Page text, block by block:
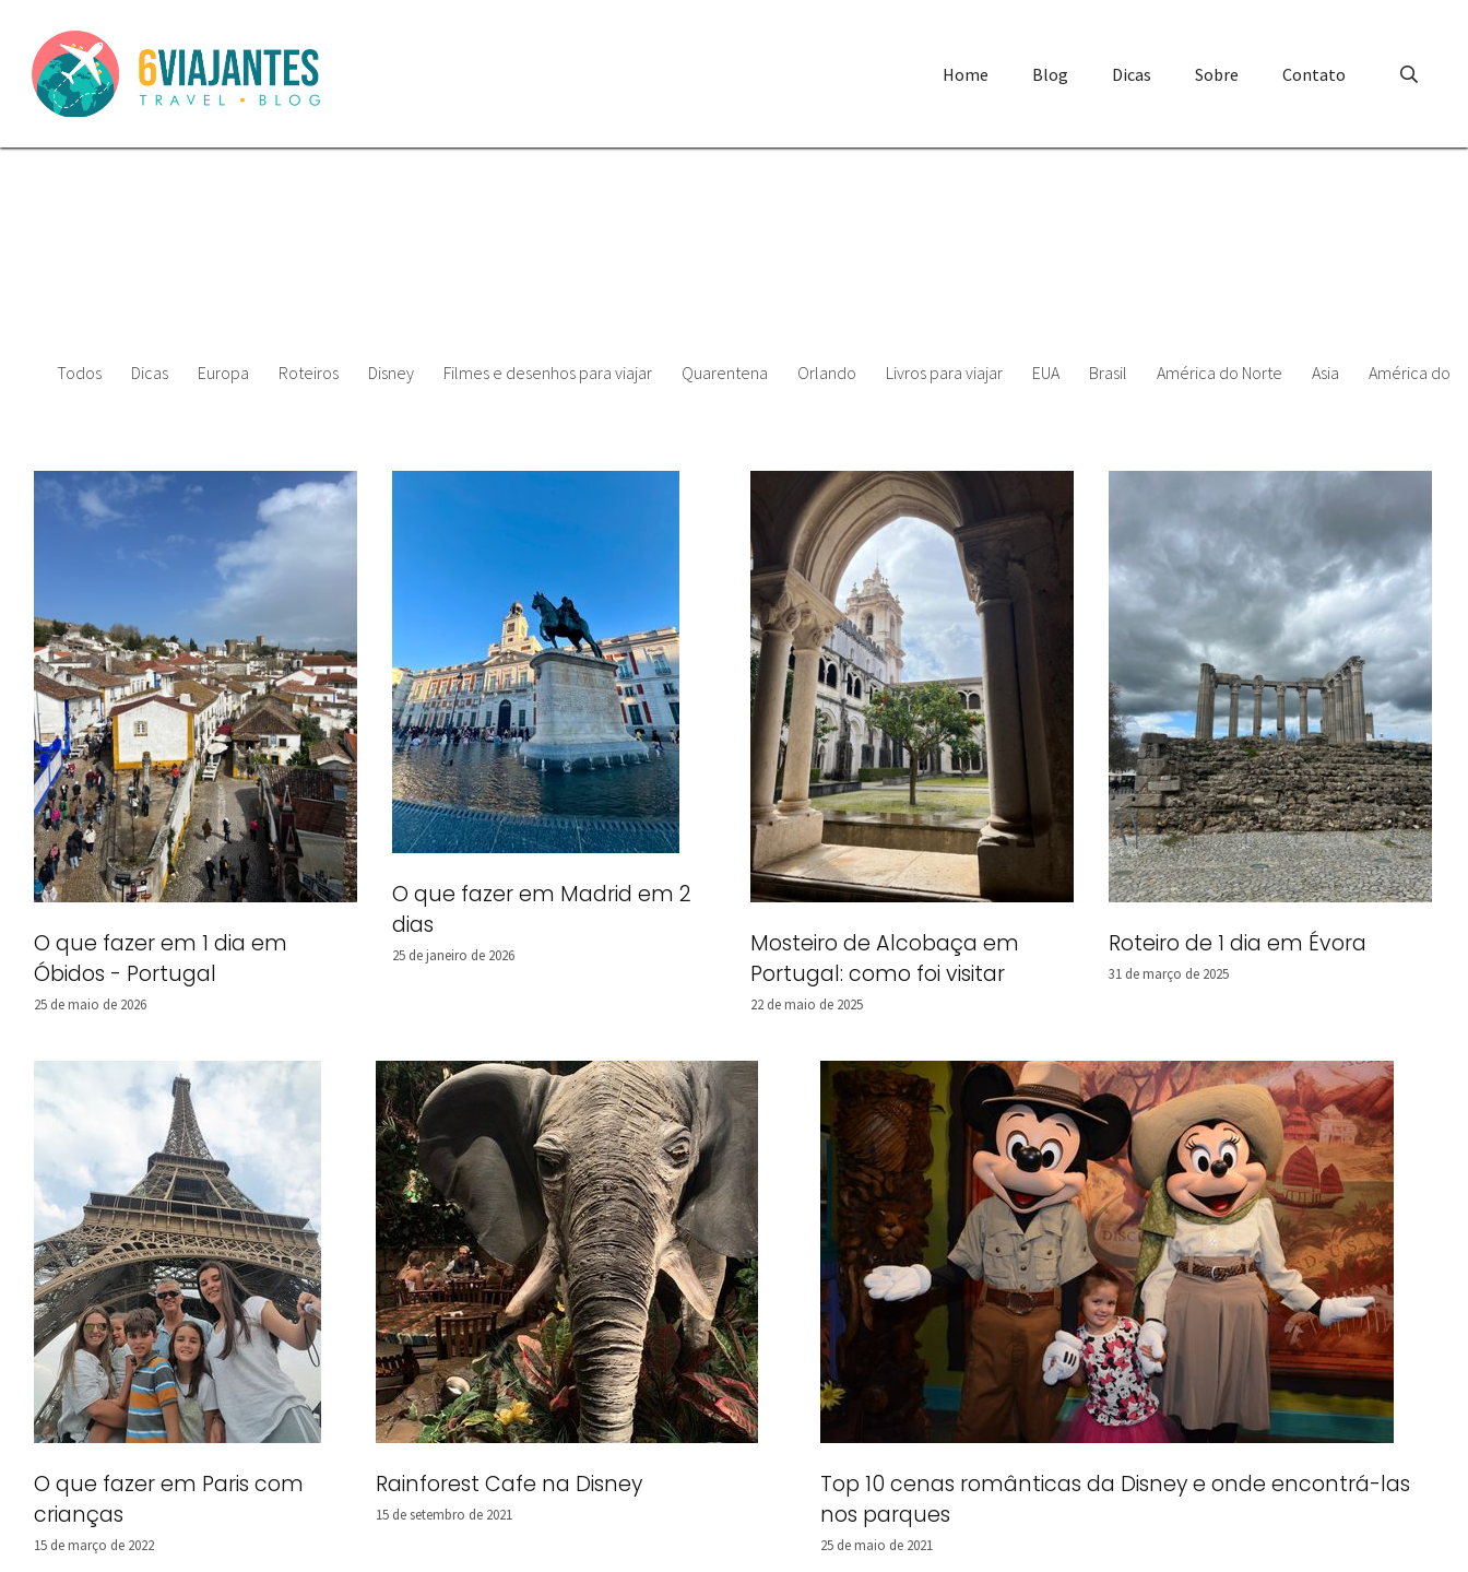
Home Blog Dicas Sobre Contato
Todos Dicas Europa Roteiros Disney Filmes e desenhos para viajar Quarentena Orlando Livros para viajar EUA Brasil América do Norte Asia América do
O que fazer em 1 dia em
Óbidos - Portugal
25 de maio de 2026
O que fazer em Madrid em 2
dias
25 de janeiro de 2026
Mosteiro de Alcobaça em
Portugal: como foi visitar
22 de maio de 2025
Roteiro de 1 dia em Évora
31 de março de 2025
O que fazer em Paris com
crianças
15 de março de 2022
Rainforest Cafe na Disney
15 de setembro de 2021
Top 10 cenas românticas da Disney e onde encontrá-las
nos parques
25 de maio de 2021